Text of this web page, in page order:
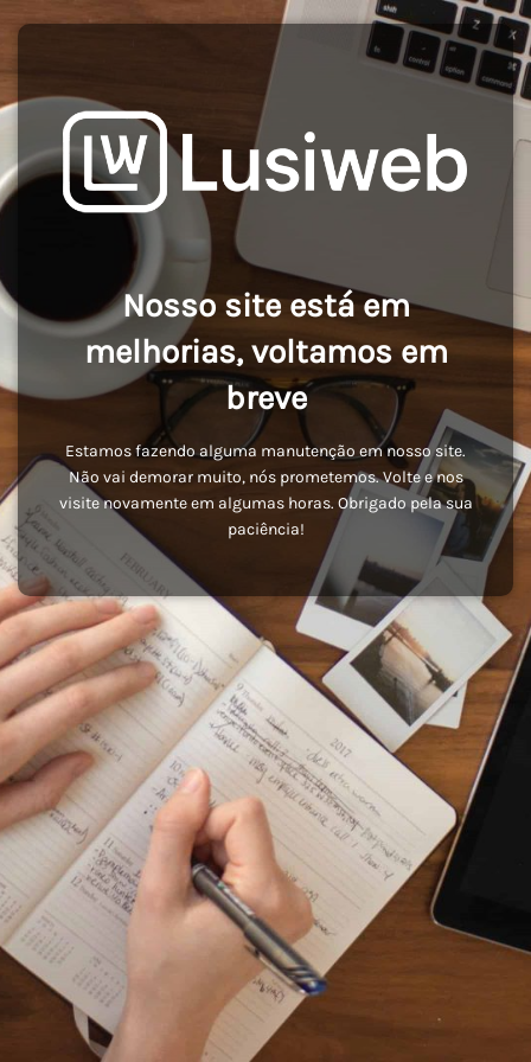
Nosso site está em
melhorias, voltamos em
breve
Estamos fazendo alguma manutenção em nosso site.
Não vai demorar muito, nós prometemos. Volte e nos
visite novamente em algumas horas. Obrigado pela sua
paciência!